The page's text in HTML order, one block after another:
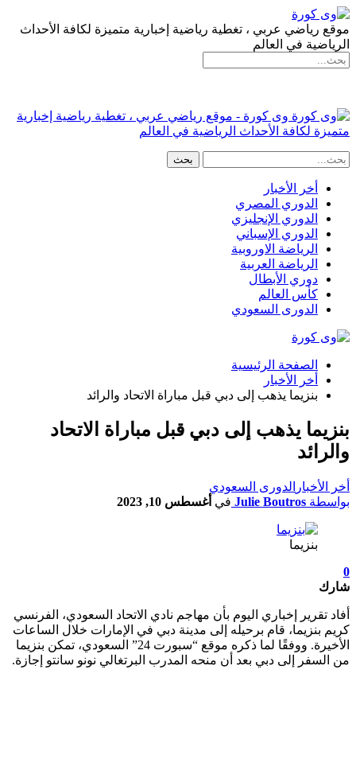
موقع رياضي عربي ، تغطية رياضية إخبارية متميزة لكافة الأحداث
الرياضية في العالم
وى كورة - موقع رياضي عربي ، تغطية رياضية إخبارية
متميزة لكافة الأحداث الرياضية في العالم
أخر الأخبار
الدوري المصري
الدوري الإنجليزي
الدوري الإسباني
الرياضة الاوروبية
الرياضة العربية
دوري الأبطال
كأس العالم
الدورى السعودي
الصفحة الرئيسية
أخر الأخبار
بنزيما يذهب إلى دبي قبل مباراة الاتحاد والرائد
بنزيما يذهب إلى دبي قبل مباراة الاتحاد
والرائد
أخر الأخبار الدورى السعودي
بواسطة Julie Boutros في أغسطس 10, 2023
بنزيما
0
شارك
أفاد تقرير إخباري اليوم بأن مهاجم نادي الاتحاد السعودي، الفرنسي
كريم بنزيما، قام برحيله إلى مدينة دبي في الإمارات خلال الساعات
الأخيرة. ووفقًا لما ذكره موقع “سبورت 24” السعودي، تمكن بنزيما
من السفر إلى دبي بعد أن منحه المدرب البرتغالي نونو سانتو إجازة.